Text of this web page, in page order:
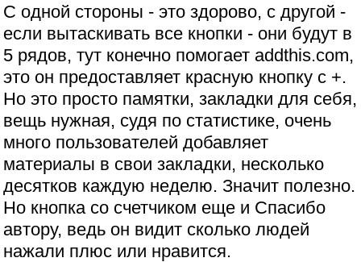
С одной стороны - это здорово, с другой -
если вытаскивать все кнопки - они будут в
5 рядов, тут конечно помогает addthis.com,
это он предоставляет красную кнопку с +.
Но это просто памятки, закладки для себя,
вещь нужная, судя по статистике, очень
много пользователей добавляет
материалы в свои закладки, несколько
десятков каждую неделю. Значит полезно.
Но кнопка со счетчиком еще и Спасибо
автору, ведь он видит сколько людей
нажали плюс или нравится.